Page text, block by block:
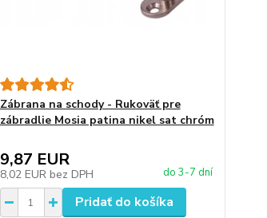
Zábrana na schody - Rukoväť pre
zábradlie Mosia patina nikel sat chróm
9,87 EUR
8,02 EUR bez DPH do 3-7 dní
Pridať do košíka